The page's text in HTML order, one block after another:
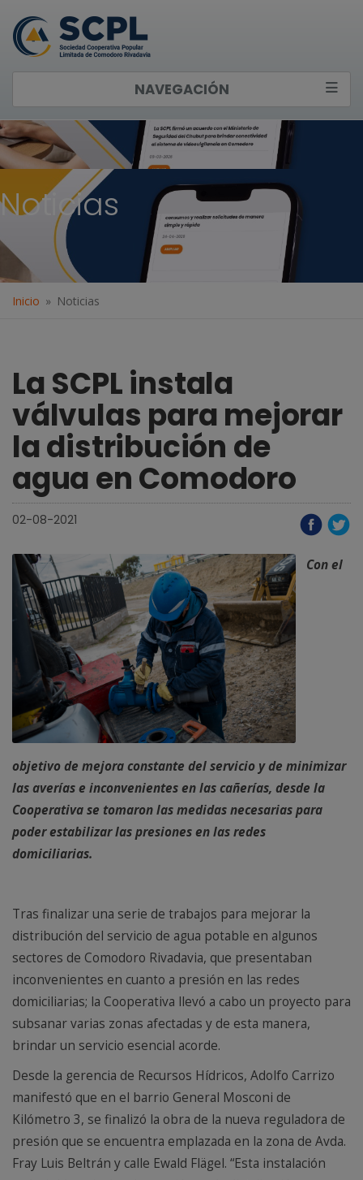
NAVEGACIÓN
Noticias
Inicio Noticias
La SCPL instala
válvulas para mejorar
la distribución de
agua en Comodoro
02-08-2021
Con el
objetivo de mejora constante del servicio y de minimizar
las averías e inconvenientes en las cañerías, desde la
Cooperativa se tomaron las medidas necesarias para
poder estabilizar las presiones en las redes
domiciliarias.
Tras finalizar una serie de trabajos para mejorar la
distribución del servicio de agua potable en algunos
sectores de Comodoro Rivadavia, que presentaban
inconvenientes en cuanto a presión en las redes
domiciliarias; la Cooperativa llevó a cabo un proyecto para
subsanar varias zonas afectadas y de esta manera,
brindar un servicio esencial acorde.
Desde la gerencia de Recursos Hídricos, Adolfo Carrizo
manifestó que en el barrio General Mosconi de
Kilómetro 3, se finalizó la obra de la nueva reguladora de
presión que se encuentra emplazada en la zona de Avda.
Fray Luis Beltrán y calle Ewald Flägel. “Esta instalación